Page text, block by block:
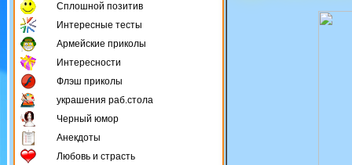
Сплошной позитив
Интересные тесты
Армейские приколы
Интересности
Флэш приколы
украшения раб.стола
Черный юмор
Анекдоты
Любовь и страсть